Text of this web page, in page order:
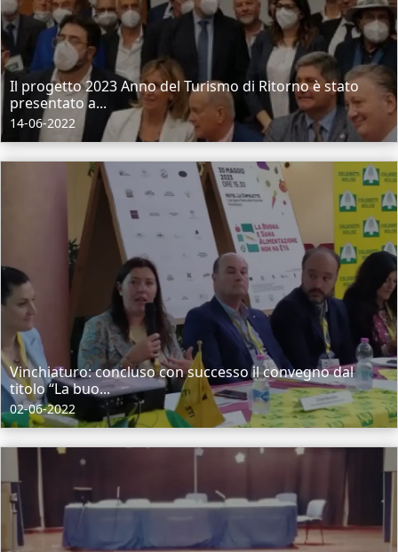
Il progetto 2023 Anno del Turismo di Ritorno è stato
presentato a...
14-06-2022
Vinchiaturo: concluso con successo il convegno dal
titolo “La buo...
02-06-2022